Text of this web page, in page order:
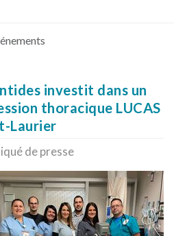
investit dans un
thoracique LUCAS
Laurier
de presse